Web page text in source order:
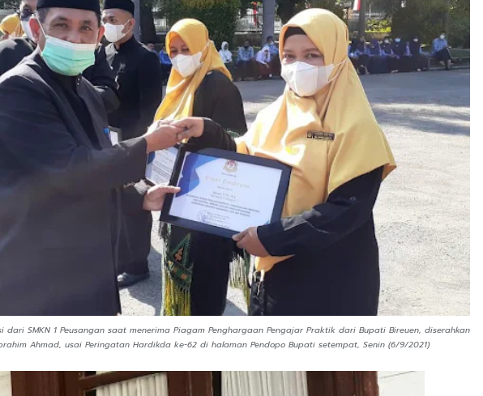
dari SMKN 1 Peusangan saat menerima Piagam Penghargaan Pengajar Praktik dari Bupati Bireuen, diserahkan
Ahmad, usai Peringatan Hardikda ke-62 di halaman Pendopo Bupati setempat, Senin (6/9/2021)